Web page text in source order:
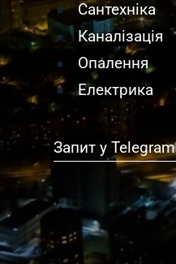
Сантехніка
Каналізація
Опалення
Електрика
Запит у Telegram